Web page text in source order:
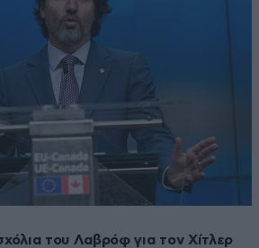
του Λαβρόφ για τον Χίτλερ